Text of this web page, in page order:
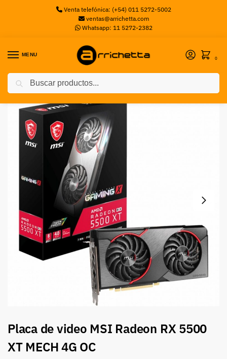
Venta telefónica: (+54) 011 5272-5002
ventas@arrichetta.com
Whatsapp: 11 5272-2382
MENU
0
Inicio Placas de Video / Placa de video MSI Radeon RX 5500 XT MECH 4G OC
Placa de video MSI Radeon RX 5500
XT MECH 4G OC